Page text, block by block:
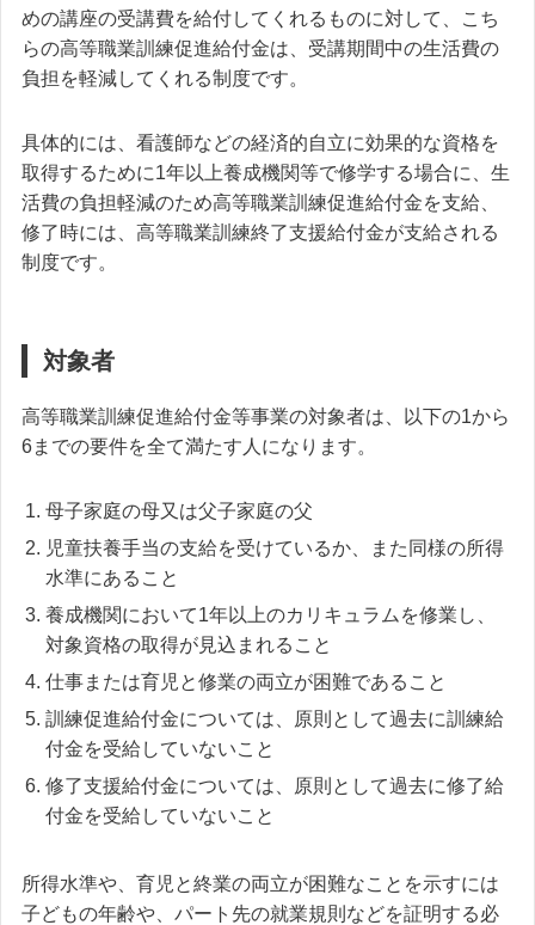
めの講座の受講費を給付してくれるものに対して、こち
らの高等職業訓練促進給付金は、受講期間中の生活費の
負担を軽減してくれる制度です。
具体的には、看護師などの経済的自立に効果的な資格を
取得するために1年以上養成機関等で修学する場合に、生
活費の負担軽減のため高等職業訓練促進給付金を支給、
修了時には、高等職業訓練終了支援給付金が支給される
制度です。
対象者
高等職業訓練促進給付金等事業の対象者は、以下の1から
6までの要件を全て満たす人になります。
母子家庭の母又は父子家庭の父
児童扶養手当の支給を受けているか、また同様の所得
水準にあること
養成機関において1年以上のカリキュラムを修業し、
対象資格の取得が見込まれること
仕事または育児と修業の両立が困難であること
訓練促進給付金については、原則として過去に訓練給
付金を受給していないこと
修了支援給付金については、原則として過去に修了給
付金を受給していないこと
所得水準や、育児と終業の両立が困難なことを示すには
子どもの年齢や、パート先の就業規則などを証明する必